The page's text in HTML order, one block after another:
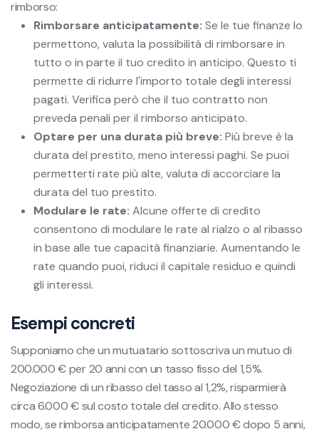
rimborso:
Rimborsare anticipatamente: Se le tue finanze lo
permettono, valuta la possibilità di rimborsare in
tutto o in parte il tuo credito in anticipo. Questo ti
permette di ridurre l'importo totale degli interessi
pagati. Verifica però che il tuo contratto non
preveda penali per il rimborso anticipato.
Optare per una durata più breve: Più breve è la
durata del prestito, meno interessi paghi. Se puoi
permetterti rate più alte, valuta di accorciare la
durata del tuo prestito.
Modulare le rate: Alcune offerte di credito
consentono di modulare le rate al rialzo o al ribasso
in base alle tue capacità finanziarie. Aumentando le
rate quando puoi, riduci il capitale residuo e quindi
gli interessi.
Esempi concreti
Supponiamo che un mutuatario sottoscriva un mutuo di
200.000 € per 20 anni con un tasso fisso del 1,5%.
Negoziazione di un ribasso del tasso al 1,2%, risparmierà
circa 6.000 € sul costo totale del credito. Allo stesso
modo, se rimborsa anticipatamente 20.000 € dopo 5 anni,